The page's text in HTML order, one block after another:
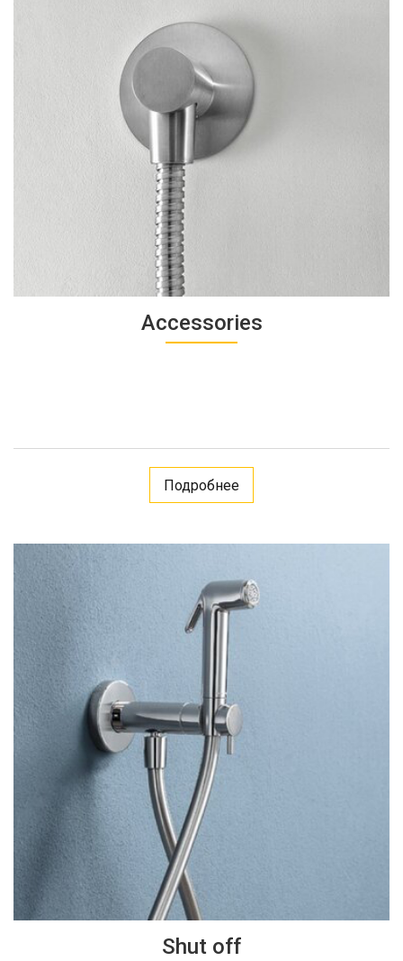
Accessories
Подробнее
Shut off